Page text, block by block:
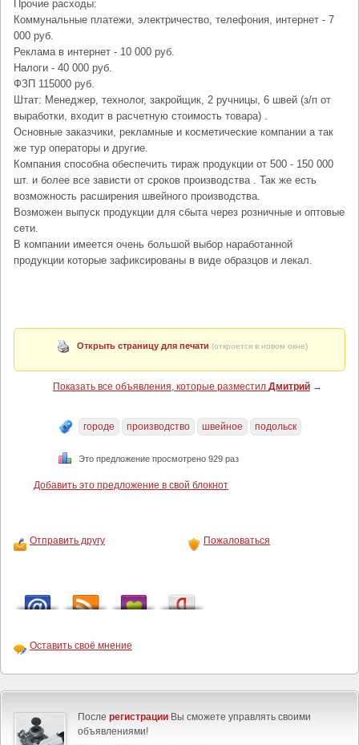
Прочие расходы:
Коммунальные платежи, электричество, телефония, интернет - 7
000 руб.
Реклама в интернет - 10 000 руб.
Налоги - 40 000 руб.
ФЗП 115000 руб.
Штат: Менеджер, технолог, закройщик, 2 ручницы, 6 швей (з/п от
выработки, входит в расчетную стоимость товара) .
Основные заказчики, рекламные и косметические компании а так
же тур операторы и другие.
Компания способна обеспечить тираж продукции от 500 - 150 000
шт. и более все зависти от сроков производства . Так же есть
возможность расширения швейного производства.
Возможен выпуск продукции для сбыта через розничные и оптовые
сети.
В компании имеется очень большой выбор наработанной
продукции которые зафиксированы в виде образцов и лекал.
Открыть страницу для печати (откроется в новом окне)
Показать все объявления, которые разместил Дмитрий →
городе производство швейное подольск
Это предложение просмотрено 929 раз
Добавить это предложение в свой блокнот
Отправить другу Пожаловаться
Оставить своё мнение
После регистрации Вы сможете управлять своими
объявлениями!